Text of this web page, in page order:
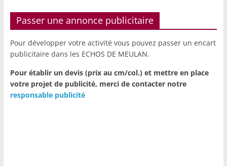
Passer une annonce publicitaire
Pour développer votre activité vous pouvez passer un encart
publicitaire dans les ECHOS DE MEULAN.
Pour établir un devis (prix au cm/col.) et mettre en place
votre projet de publicité, merci de contacter notre
responsable publicité